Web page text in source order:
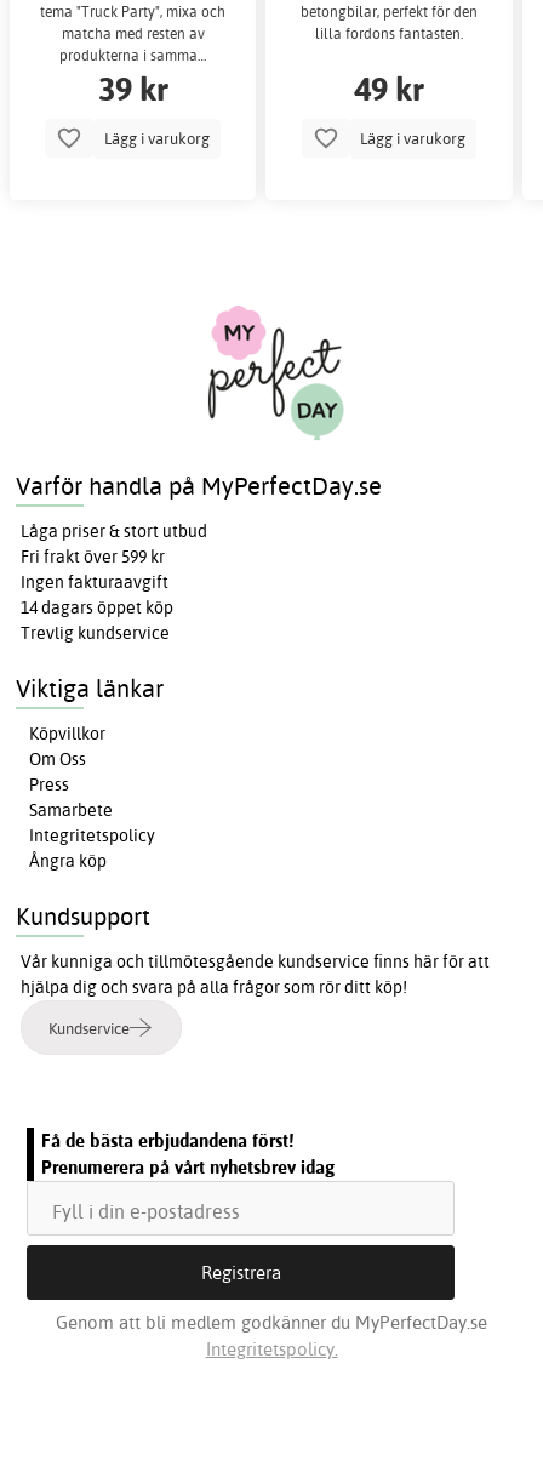
tema "Truck Party", mixa och
matcha med resten av
produkterna i samma…
39 kr
Lägg i varukorg
betongbilar, perfekt för den
lilla fordons fantasten.
49 kr
Lägg i varukorg
Varför handla på MyPerfectDay.se
Låga priser & stort utbud
Fri frakt över 599 kr
Ingen fakturaavgift
14 dagars öppet köp
Trevlig kundservice
Viktiga länkar
Köpvillkor
Om Oss
Press
Samarbete
Integritetspolicy
Ångra köp
Kundsupport
Vår kunniga och tillmötesgående kundservice finns här för att
hjälpa dig och svara på alla frågor som rör ditt köp!
Kundservice
Få de bästa erbjudandena först!
Prenumerera på vårt nyhetsbrev idag
Genom att bli medlem godkänner du MyPerfectDay.se
Integritetspolicy.